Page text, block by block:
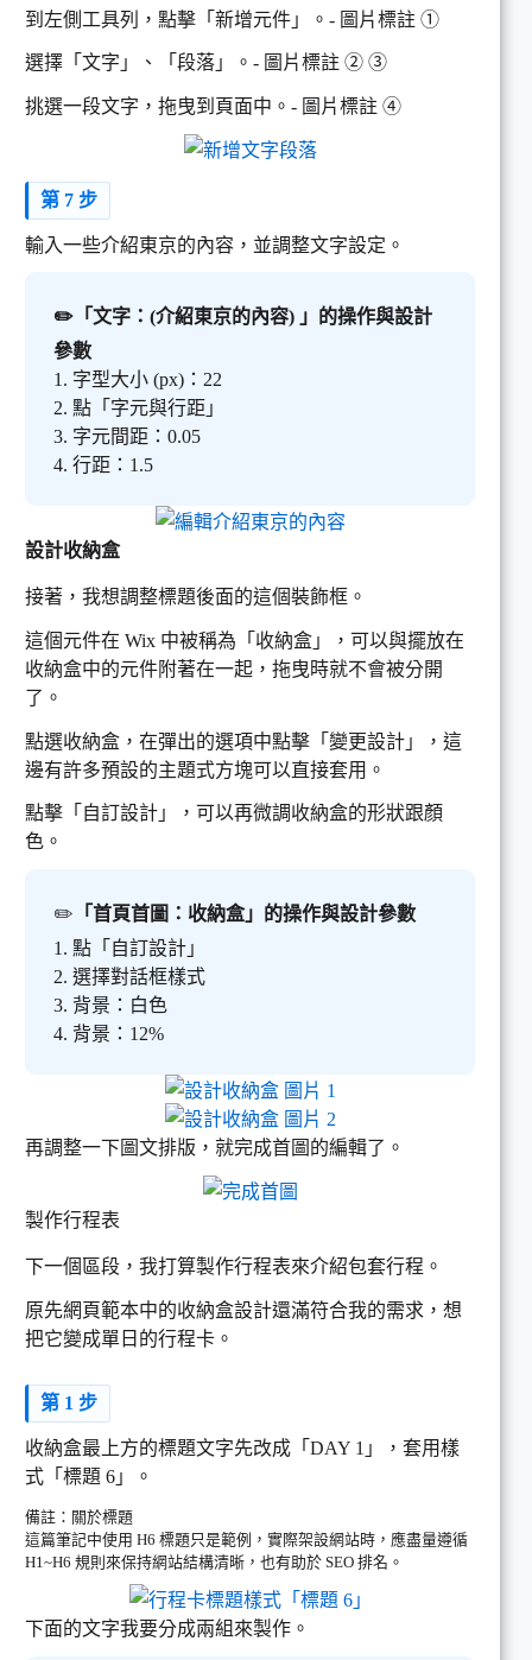
到左側工具列，點擊「新增元件」。- 圖片標註 ➀
選擇「文字」、「段落」。- 圖片標註 ➁ ➂
挑選一段文字，拖曳到頁面中。- 圖片標註 ➃
第 7 步
輸入一些介紹東京的內容，並調整文字設定。
✏️「文字：(介紹東京的內容) 」的操作與設計
參數
1. 字型大小 (px)：22
2. 點「字元與行距」
3. 字元間距：0.05
4. 行距：1.5
設計收納盒
接著，我想調整標題後面的這個裝飾框。
這個元件在 Wix 中被稱為「收納盒」，可以與擺放在
收納盒中的元件附著在一起，拖曳時就不會被分開
了。
點選收納盒，在彈出的選項中點擊「變更設計」，這
邊有許多預設的主題式方塊可以直接套用。
點擊「自訂設計」，可以再微調收納盒的形狀跟顏
色。
✏️ 「首頁首圖：收納盒」的操作與設計參數
1. 點「自訂設計」
2. 選擇對話框樣式
3. 背景：白色
4. 背景：12%
再調整一下圖文排版，就完成首圖的編輯了。
製作行程表
下一個區段，我打算製作行程表來介紹包套行程。
原先網頁範本中的收納盒設計還滿符合我的需求，想
把它變成單日的行程卡。
第 1 步
收納盒最上方的標題文字先改成「DAY 1」，套用樣
式「標題 6」。
備註：關於標題
這篇筆記中使用 H6 標題只是範例，實際架設網站時，應盡量遵循
H1~H6 規則來保持網站結構清晰，也有助於 SEO 排名。
下面的文字我要分成兩組來製作。